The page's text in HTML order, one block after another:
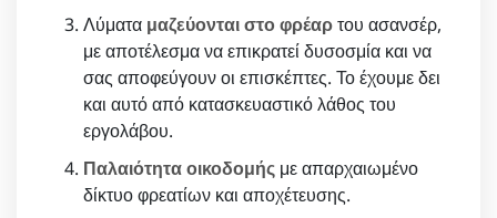
Λύματα μαζεύονται στο φρέαρτου ασανσέρ,
με αποτέλεσμα να επικρατεί δυσοσμία και να
σας αποφεύγουν οι επισκέπτες. Το έχουμε δει
και αυτό από κατασκευαστικό λάθος του
εργολάβου.
Παλαιότητα οικοδομής με απαρχαιωμένο
δίκτυο φρεατίων και αποχέτευσης.